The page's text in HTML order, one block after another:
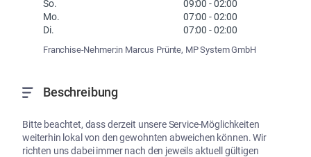
So.
09:00 -02:00
Mo.
07:00 -02:00
Di.
07:00 -02:00
Franchise-Nehmer:in Marcus Prünte, MP System GmbH
Beschreibung
Bitte beachtet, dass derzeit unsere Service-Möglichkeiten
weiterhin lokal von den gewohnten abweichen können. Wir
richten uns dabei immer nach den jeweils aktuell gültigen